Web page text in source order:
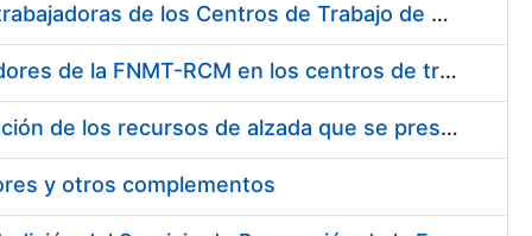
Suministro de Protectores Auditivos a medida para las personas trabajadoras de los Centros de Trabajo de Madrid y Burgos
Suministro de gafas graduadas antiproyecciones para los trabajadores de la FNMT-RCM en los centros de trabajo de Madrid y Burgos
Servicios de una empresa externa para el asesoramiento y resolución de los recursos de alzada que se presentan relacionados con procesos de selección para la FNMT-RCM
y otros complementos